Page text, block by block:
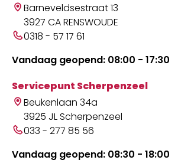
Barneveldsestraat 13
3927 CA RENSWOUDE
0318 - 57 17 61
Vandaag geopend: 08:00 - 17:30
Servicepunt Scherpenzeel
Beukenlaan 34a
3925 JL Scherpenzeel
033 - 277 85 56
Vandaag geopend: 08:30 - 18:00